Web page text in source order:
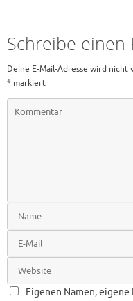
Schreibe einen
Deine E-Mail-Adresse wird
* markiert
Eigenen Namen,